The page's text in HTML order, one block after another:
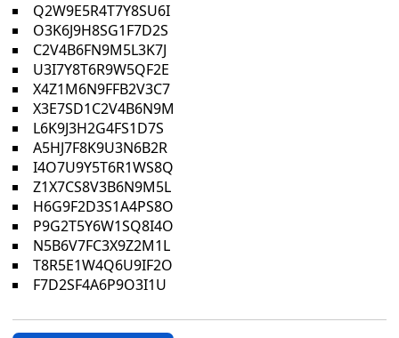
Q2W9E5R4T7Y8SU6I
O3K6J9H8SG1F7D2S
C2V4B6FN9M5L3K7J
U3I7Y8T6R9W5QF2E
X4Z1M6N9FFB2V3C7
X3E7SD1C2V4B6N9M
L6K9J3H2G4FS1D7S
A5HJ7F8K9U3N6B2R
I4O7U9Y5T6R1WS8Q
Z1X7CS8V3B6N9M5L
H6G9F2D3S1A4PS8O
P9G2T5Y6W1SQ8I4O
N5B6V7FC3X9Z2M1L
T8R5E1W4Q6U9IF2O
F7D2SF4A6P9O3I1U